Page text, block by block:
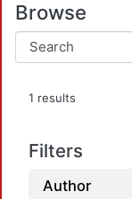
Browse
1 results
Filters
Author